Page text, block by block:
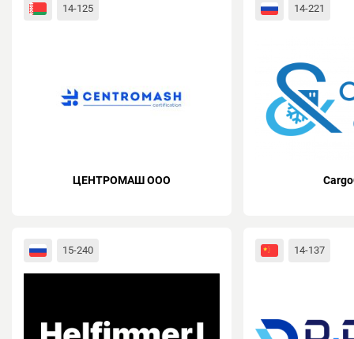
14-125
ЦЕНТРОМАШ ООО
14-221
15-240 14-137